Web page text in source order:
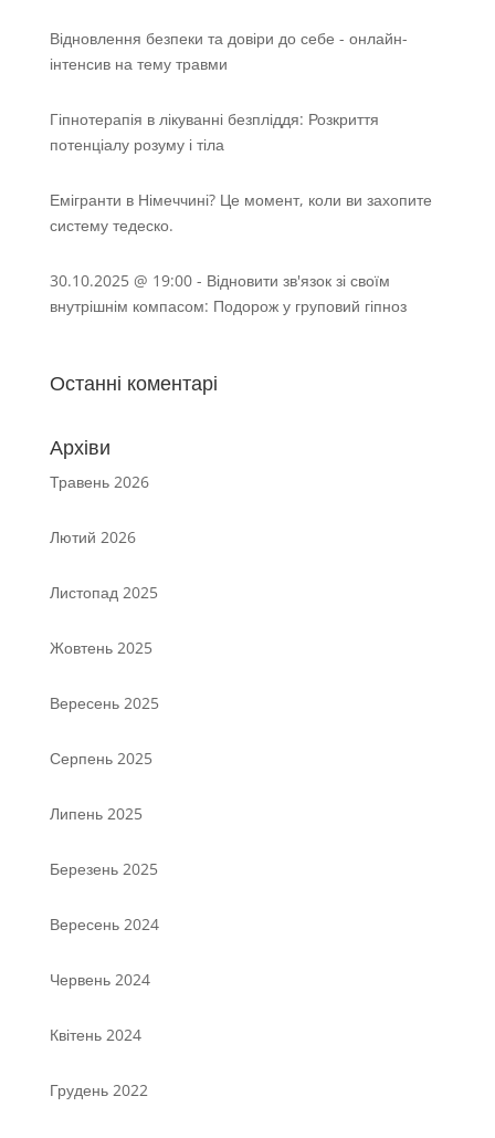
Відновлення безпеки та довіри до себе - онлайн-
інтенсив на тему травми
Гіпнотерапія в лікуванні безпліддя: Розкриття
потенціалу розуму і тіла
Емігранти в Німеччині? Це момент, коли ви захопите
систему тедеско.
30.10.2025 @ 19:00 - Відновити зв'язок зі своїм
внутрішнім компасом: Подорож у груповий гіпноз
Останні коментарі
Архіви
Травень 2026
Лютий 2026
Листопад 2025
Жовтень 2025
Вересень 2025
Серпень 2025
Липень 2025
Березень 2025
Вересень 2024
Червень 2024
Квітень 2024
Грудень 2022